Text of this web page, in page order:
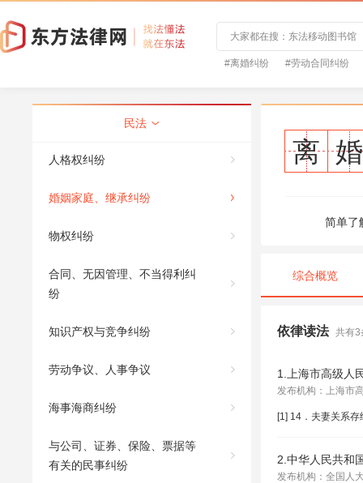
#离婚纠纷 #劳动合同纠纷
民法
人格权纠纷
婚姻家庭、继承纠纷
物权纠纷
合同、无因管理、不当得利纠
纷
知识产权与竞争纠纷
劳动争议、人事争议
海事海商纠纷
与公司、证券、保险、票据等
有关的民事纠纷
离 婚
简单了
综合概览
依律读法 共有3
1.上海市高级人
发布机构：上海市
2.中华人民共和
发布机构：全国人